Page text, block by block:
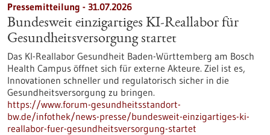
Pressemitteilung - 31.07.2026
Bundesweit einzigartiges KI-Reallabor für
Gesundheits­versorgung startet
Das KI-Reallabor Gesundheit Baden-Württemberg am Bosch
Health Campus öffnet sich für externe Akteure. Ziel ist es,
Innovationen schneller und regulatorisch sicher in die
Gesundheitsversorgung zu bringen.
https://www.forum-gesundheitsstandort-
bw.de/infothek/news-presse/bundesweit-einzigartiges-ki-
reallabor-fuer-gesundheitsversorgung-startet